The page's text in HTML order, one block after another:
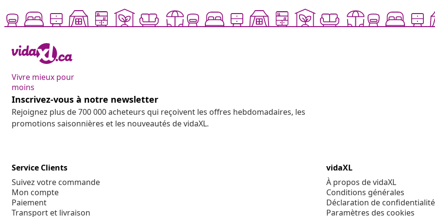
Vivre mieux pour
moins
Inscrivez-vous à notre newsletter
Rejoignez plus de 700 000 acheteurs qui reçoivent les offres hebdomadaires, les
promotions saisonnières et les nouveautés de vidaXL.
Service Clients
Suivez votre commande
Mon compte
Paiement
Transport et livraison
vidaXL
À propos de vidaXL
Conditions générales
Déclaration de
Paramètres des cookies